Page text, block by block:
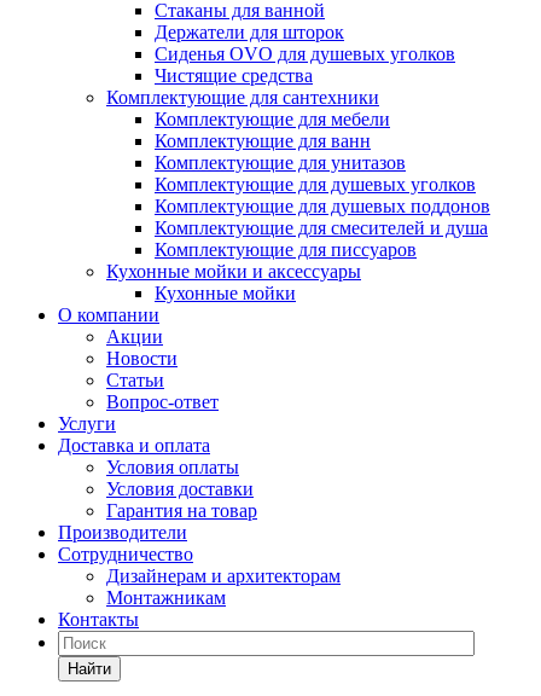
Стаканы для ванной
Держатели для шторок
Сиденья OVO для душевых уголков
Чистящие средства
Комплектующие для сантехники
Комплектующие для мебели
Комплектующие для ванн
Комплектующие для унитазов
Комплектующие для душевых уголков
Комплектующие для душевых поддонов
Комплектующие для смесителей и душа
Комплектующие для писсуаров
Кухонные мойки и аксессуары
Кухонные мойки
О компании
Акции
Новости
Статьи
Вопрос-ответ
Услуги
Доставка и оплата
Условия оплаты
Условия доставки
Гарантия на товар
Производители
Сотрудничество
Дизайнерам и архитекторам
Монтажникам
Контакты
Найти